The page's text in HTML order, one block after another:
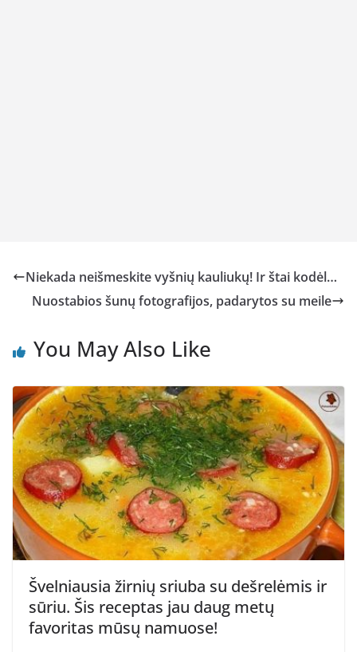
Niekada neišmeskite vyšnių kauliukų! Ir štai kodėl…
Nuostabios šunų fotografijos, padarytos su meile
You May Also Like
Švelniausia žirnių sriuba su dešrelėmis ir
sūriu. Šis receptas jau daug metų
favoritas mūsų namuose!